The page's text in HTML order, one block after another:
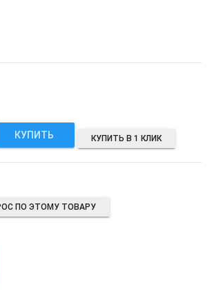
КУПИТЬ В 1 КЛИК
ПО ЭТОМУ ТОВАРУ